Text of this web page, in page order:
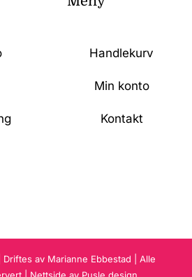
Handlekurv
Min konto
Kontakt
av Marianne Ebbestad | Alle